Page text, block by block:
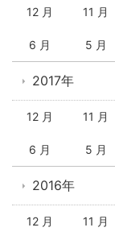
12 月 11 月
6 月 5 月
2017年
12 月 11 月
6 月 5 月
2016年
12 月 11 月